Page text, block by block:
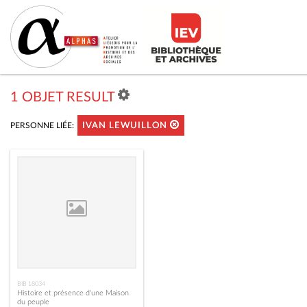
1 OBJET RESULT
PERSONNE LIÉE: IVAN LEWUILLON
BIB 18034
Histoire et présence d'une Maison
du peuple